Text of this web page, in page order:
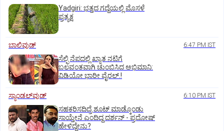
Yadgiri: ಭತ್ತದ ಗದ್ದೆಯಲ್ಲಿ ಮೊಸಳೆ
ಪ್ರತ್ಯಕ್ಷ
ಬಾಲಿವುಡ್‌ 6:47 PM IST
ಸೆಲ್ಫಿ ನೆಪದಲ್ಲಿ ಖ್ಯಾತ ನಟಿಗೆ
ಬಲವಂತವಾಗಿ ಚುಂಬಿಸಿದ ಅಭಿಮಾನಿ:
ವಿಡಿಯೋ ಭಾರೀ ವೈರಲ್.!
ಸ್ಯಾಂಡಲ್‌ವುಡ್‌ 6:10 PM IST
ಸಹಕರಿಸದಿದ್ರೆ ಶೂಟ್‌ ಮಾಡ್ಕೊಂಡು
ಸಾಯ್ತೇನೆ ಎಂದಿದ್ದ ದರ್ಶನ್‌ - ಪ್ರದೋಷ್‌
ಹೇಳಿದ್ದೇನು?